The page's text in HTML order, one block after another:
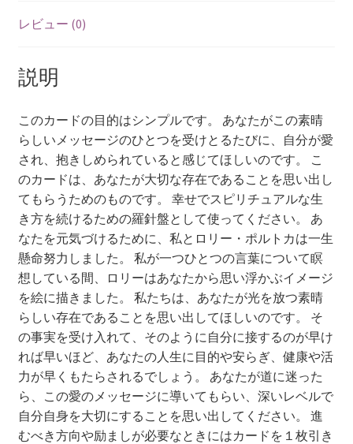
【HELP】新規登録
【HELP】浄化画面
【HELP】質問入力
【HELP】購入画面
【セール】GWSALE_2021
【セール】PICKUPSALE_20210527
【セール】SALE投票_20210623
【セール】SUMMERSALE_20210721
【リニューアル記念】オラクルカードアプリお試しキャ
ンペーン
個レビュー (0)
説明
このカードの目的はシンプルです。 あなたがこの素晴
らしいメッセージのひとつを受けとるたびに、自分が愛
され、抱きしめられていると感じてほしいのです。 こ
のカードは、あなたが大切な存在であることを思い出し
てもらうためのものです。 幸せでスピリチュアルな生
き方を続けるための羅針盤として使ってください。 あ
なたを元気づけるために、私とロリー・ポルトカは一生
懸命努力しました。 私が一つひとつの言葉について瞑
想している間、ロリーはあなたから思い浮かぶイメージ
を絵に描きました。 私たちは、あなたが光を放つ素晴
らしい存在であることを思い出してほしいのです。 そ
の事実を受け入れて、そのように自分に接するのが早け
れば早いほど、あなたの人生に目的や安らぎ、健康や活
力が早くもたらされるでしょう。 あなたが道に迷った
ら、この愛のメッセージに導いてもらい、深いレベルで
自分自身を大切にすることを思い出してください。 進
むべき方向や励ましが必要なときにはカードを１枚引き